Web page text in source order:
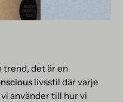
trend, det är en
livsstil där varje
använder till hur vi